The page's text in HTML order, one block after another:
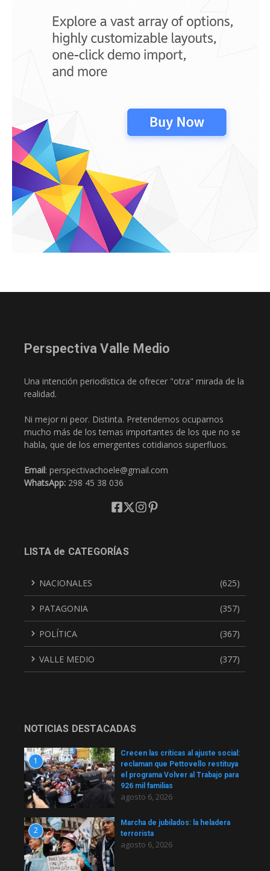
Perspectiva Valle Medio
Una intención periodística de ofrecer "otra" mirada de la
realidad.
Ni mejor ni peor. Distinta. Pretendemos ocuparnos
mucho más de los temas importantes de los que no se
habla, que de los emergentes cotidianos superfluos.
Email: perspectivachoele@gmail.com
WhatsApp: 298 45 38 036
LISTA de CATEGORÍAS
NACIONALES (625)
PATAGONIA (357)
POLÍTICA (367)
VALLE MEDIO (377)
NOTICIAS DESTACADAS
1
Crecen las críticas al ajuste social:
reclaman que Pettovello restituya
el programa Volver al Trabajo para
926 mil familias
agosto 6, 2026
2
Marcha de jubilados: la heladera
terrorista
agosto 6, 2026